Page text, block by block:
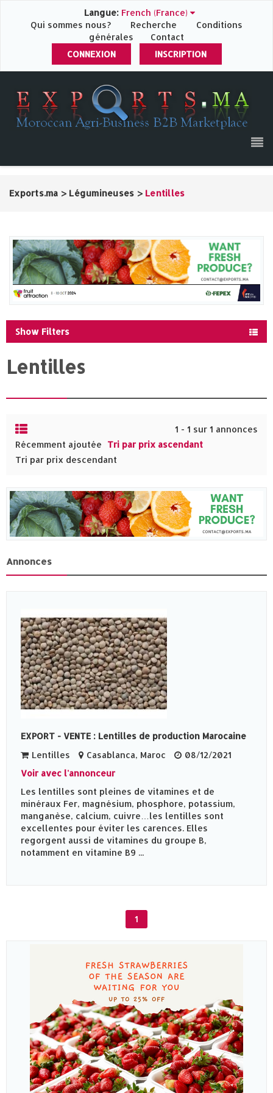
Langue: French (France)
Qui sommes nous?
Recherche
Conditions
générales
Contact
CONNEXION
INSCRIPTION
Exports.ma > Légumineuses > Lentilles
Show Filters
Lentilles
1 - 1 sur 1 annonces
Récemment ajoutée
Tri par prix ascendant
Tri par prix descendant
Annonces
EXPORT - VENTE : Lentilles de production Marocaine
Lentilles
Casablanca, Maroc
08/12/2021
Voir avec l'annonceur
Les lentilles sont pleines de vitamines et de
minéraux Fer, magnésium, phosphore, potassium,
manganèse, calcium, cuivre…les lentilles sont
excellentes pour éviter les carences. Elles
regorgent aussi de vitamines du groupe B,
notamment en vitamine B9 ...
1